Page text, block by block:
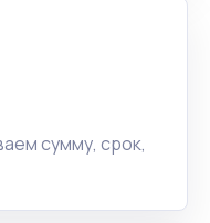
сумму, срок,